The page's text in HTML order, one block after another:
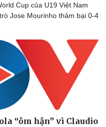
Cup của U19 Việt Nam
Jose Mourinho thảm bại 0-4
“ôm hận” vì Claudio